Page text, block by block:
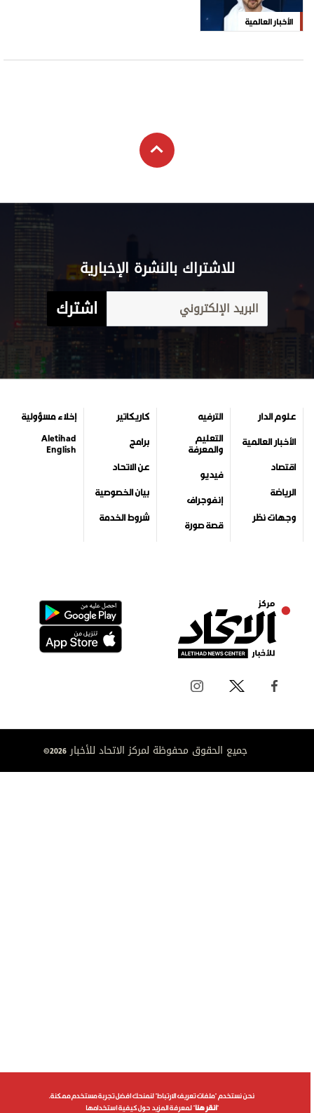
الأخبار العالمية
للاشتراك بالنشرة الإخبارية
اشترك
علوم الدار
الأخبار العالمية
اقتصاد
الرياضة
وجهات نظر
الترفيه
التعليم
والمعرفة
فيديو
إنفوجراف
قصة صورة
كاريكاتير
برامج
عن الاتحاد
بيان الخصوصية
شروط الخدمة
إخلاء مسؤولية
Aletihad
English
جميع الحقوق محفوظة لمركز الاتحاد للأخبار 2026©
نحن نستخدم "ملفات تعريف الارتباط" لنمنحك افضل تجربة مستخدم ممكنة.
انقر هنا" لمعرفة المزيد حول كيفية استخدامها